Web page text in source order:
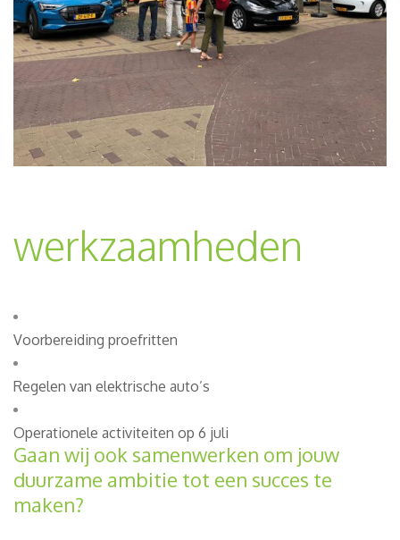
werkzaamheden
Voorbereiding proefritten
Regelen van elektrische auto’s
Operationele activiteiten op 6 juli
Gaan wij ook samenwerken om jouw
duurzame ambitie tot een succes te
maken?